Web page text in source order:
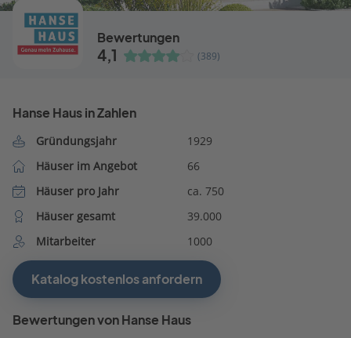
Bewertungen
4,1 (389)
Hanse Haus in Zahlen
Gründungsjahr
1929
Häuser im Angebot
66
Häuser pro Jahr
ca. 750
Häuser gesamt
39.000
Mitarbeiter
1000
Katalog kostenlos anfordern
Bewertungen von Hanse Haus